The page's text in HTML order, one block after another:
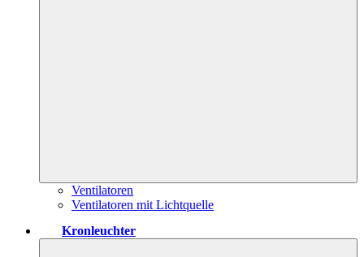
Ventilatoren
Ventilatoren mit Lichtquelle
Kronleuchter